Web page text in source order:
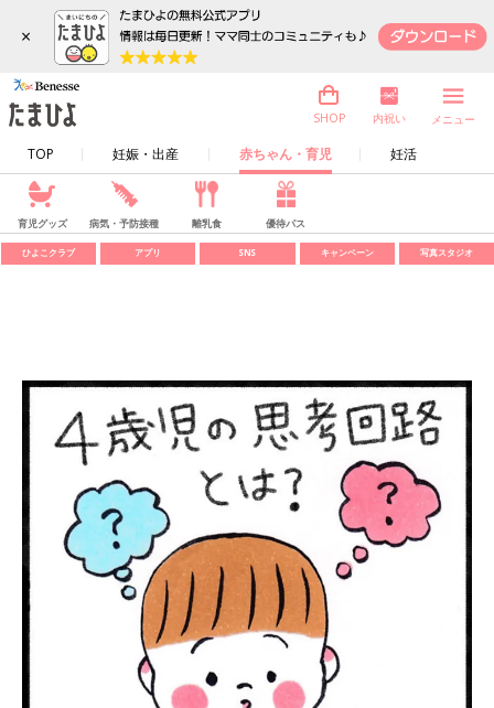
×
TOP 妊娠・出産 赤ちゃん・育児 妊活
SHOP 内祝い メニュー
育児グッズ 病気・予防接種 離乳食 優待パス
ひよこクラブ アプリ SNS キャンペーン 写真スタジオ